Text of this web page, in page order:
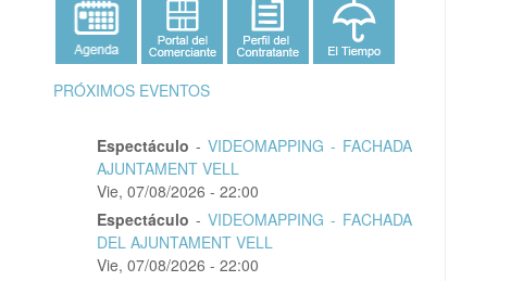
PRÓXIMOS EVENTOS
Espectáculo - VIDEOMAPPING - FACHADA
AJUNTAMENT VELL
Vie, 07/08/2026 - 22:00
Espectáculo - VIDEOMAPPING - FACHADA
DEL AJUNTAMENT VELL
Vie, 07/08/2026 - 22:00